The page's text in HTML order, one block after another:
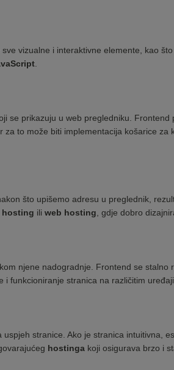
vizualne i interaktivne elemente, kao
.
se prikazuju u web pregledniku.
to može biti implementacija košarice za
što upišemo adresu u preglednik,
hosting ili web hosting, gdje dobro
njene nadogradnje. Frontend se
funkcioniranje stranica na različitim
stranice. Ako je stranica intuitivna,
hostinga koji osigurava brzo i